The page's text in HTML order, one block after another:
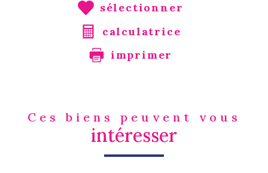
sélectionner
calculatrice
imprimer
Ces biens peuvent vous
intéresser